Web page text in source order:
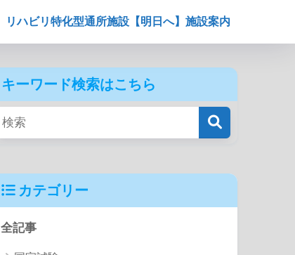
リハビリ特化型通所施設【明日へ】施設案内
キーワード検索はこちら
カテゴリー
全記事